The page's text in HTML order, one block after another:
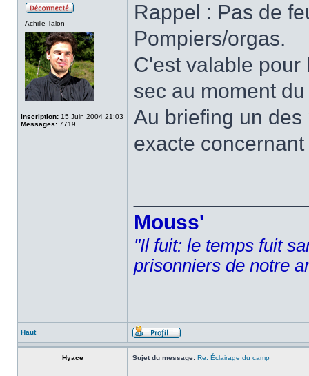
Achille Talon
Inscription: 15 Juin 2004 21:03
Messages: 7719
Rappel : Pas de
Pompiers/orgas.
C'est valable pour
sec au moment
Au briefing un
exacte
Mouss'
"Il fuit: le temps fuit
prisonniers de notre
Haut
Hyace Sujet du message: Re: Éclairage du camp